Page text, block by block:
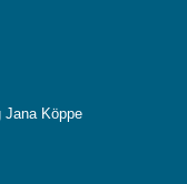
Jana Köppe